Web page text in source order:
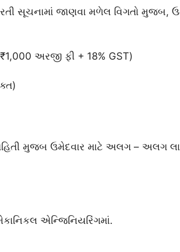
ભરતી સૂચનામાં જાણવા મળેલ વિગતો મુજબ,
અરજી ફી + 18% GST)
મુજબ ઉમેદવાર માટે અલગ – અલગ
એન્જિનિયરિંગમાં.